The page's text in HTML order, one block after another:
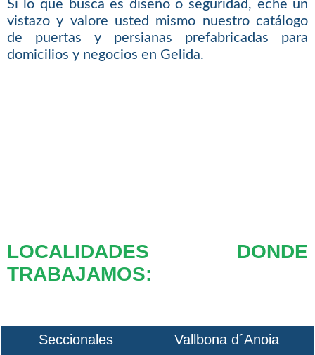
Si lo que busca es diseño o seguridad, eche un
vistazo y valore usted mismo nuestro catálogo
de puertas y persianas prefabricadas para
domicilios y negocios en Gelida.
LOCALIDADES DONDE
TRABAJAMOS:
Seccionales
Vallbona d´Anoia